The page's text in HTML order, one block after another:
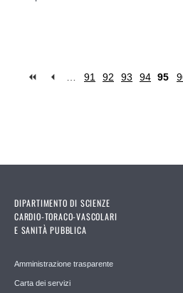
91 92 93 94 95
DIPARTIMENTO DI SCIENZE
CARDIO-TORACO-VASCOLARI
E SANITÀ PUBBLICA
Amministrazione trasparente
Carta dei servizi